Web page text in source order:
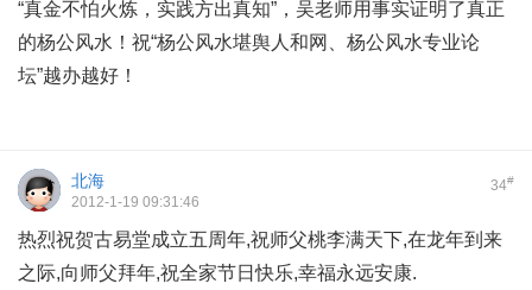
“真金不怕火炼，实践方出真知”，吴老师用事实证明了真正
的杨公风水！祝“杨公风水堪舆人和网、杨公风水专业论
坛”越办越好！
34#
北海
2012-1-19 09:31:46
热烈祝贺古易堂成立五周年,祝师父桃李满天下,在龙年到来
之际,向师父拜年,祝全家节日快乐,幸福永远安康.